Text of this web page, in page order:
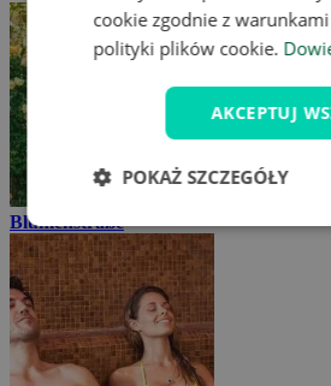
Blumenstraße
cookie zgodnie z
polityki plików cookie.
AKCEPTUJ
POKAŻ SZCZEGÓŁY